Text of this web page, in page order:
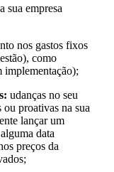
sua empresa
nos gastos fixos
como
implementação);
udanças no seu
ou proativas na sua
lançar um
data
preços da